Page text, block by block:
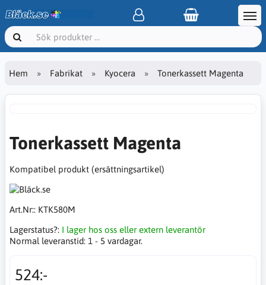
Hem Fabrikat Kyocera Tonerkassett Magenta
Tonerkassett Magenta
Kompatibel produkt (ersättningsartikel)
Art.Nr:: KTK580M
Lagerstatus?: I lager hos oss eller extern leverantör
Normal leveranstid: 1 - 5 vardagar.
524:-